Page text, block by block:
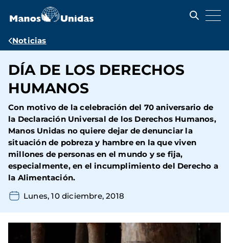
contenido
Ruta
navegación
Noticias
DÍA DE LOS DERECHOS
HUMANOS
Con motivo de la celebración del 70 aniversario de
la Declaración Universal de los Derechos Humanos,
Manos Unidas no quiere dejar de denunciar la
situación de pobreza y hambre en la que viven
millones de personas en el mundo y se fija,
especialmente, en el incumplimiento del Derecho a
la Alimentación.
Lunes, 10 diciembre, 2018